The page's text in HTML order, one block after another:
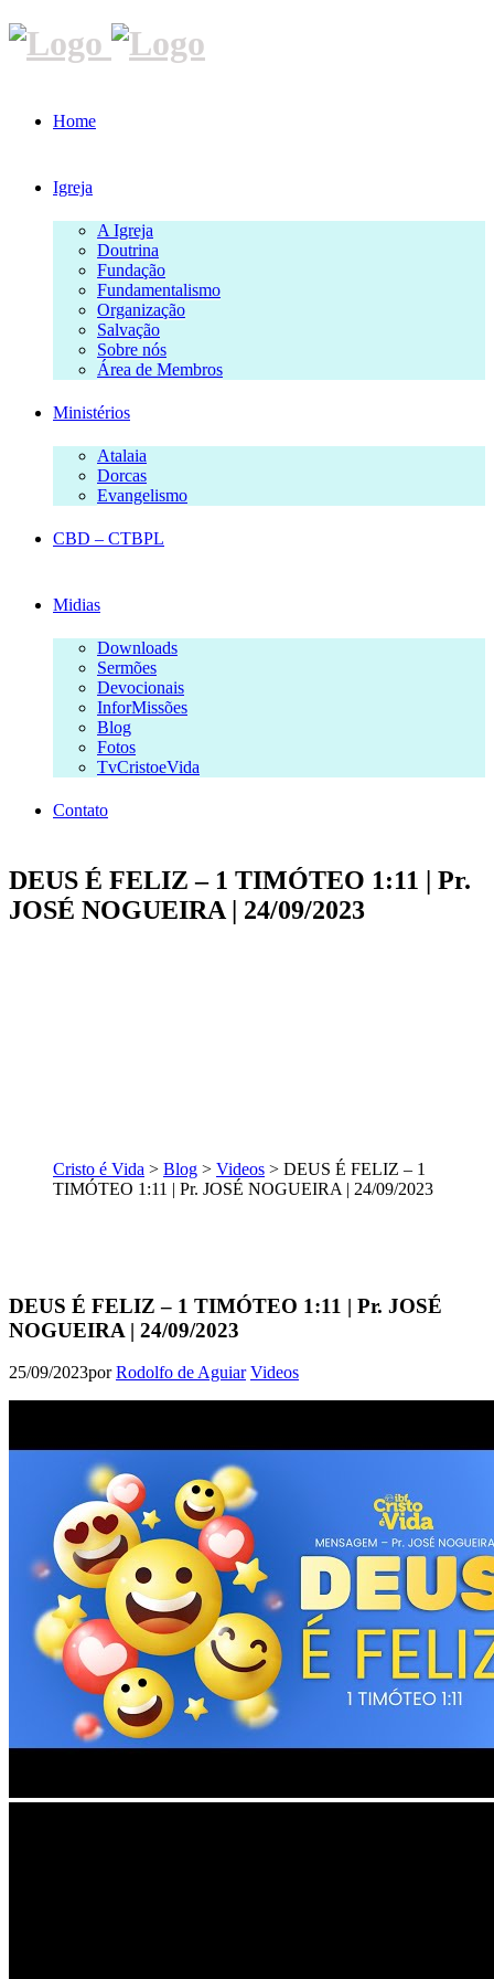
Home
Igreja
A Igreja
Doutrina
Fundação
Fundamentalismo
Organização
Salvação
Sobre nós
Área de Membros
Ministérios
Atalaia
Dorcas
Evangelismo
CBD – CTBPL
Midias
Downloads
Sermões
Devocionais
InforMissões
Blog
Fotos
TvCristoeVida
Contato
DEUS É FELIZ – 1 TIMÓTEO 1:11 | Pr.
JOSÉ NOGUEIRA | 24/09/2023
Cristo é Vida > Blog > Videos > DEUS É FELIZ – 1
TIMÓTEO 1:11 | Pr. JOSÉ NOGUEIRA | 24/09/2023
DEUS É FELIZ – 1 TIMÓTEO 1:11 | Pr. JOSÉ
NOGUEIRA | 24/09/2023
25/09/2023porRodolfo de Aguiar Videos